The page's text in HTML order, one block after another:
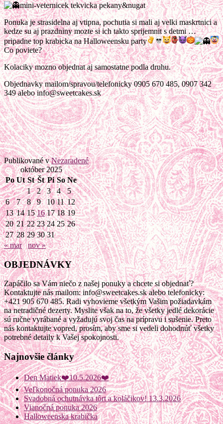
mini-veternicek tekvicka pekany&nugat
Ponuka je strasidelna aj vtipna, pochutia si mali aj velki maskrtnici a
kedze su aj prazdniny mozte si ich takto sprijemnit s detmi …
pripadne top krabicka na Halloweensku party
Co poviete?
Kolaciky mozno objednat aj samostatne podla druhu.
Objednavky mailom/spravou/telefonicky 0905 670 485, 0907 342
349 alebo info@sweetcakes.sk
Publikované v Nezaradené
október 2025
Po Ut St Št Pi So Ne
1
2 3 4
5
6
7 8 9 10 11 12
13 14 15 16 17 18 19
20 21 22 23 24 25 26
27 28 29 30 31
« mar
nov »
OBJEDNÁVKY
Zapáčilo sa Vám niečo z našej ponuky a chcete si objednať?
Kontaktujte nás mailom: info@sweetcakes.sk alebo telefonicky:
+421 905 670 485. Radi vyhovieme všetkým Vašim požiadavkám
na netradičné dezerty. Myslite však na to, že všetky jedlé dekorácie
sú ručne vyrábané a vyžadujú svoj čas na prípravu i sušenie. Preto
nás kontaktujte vopred, prosím, aby sme si vedeli dohodnúť všetky
potrebné detaily k Vašej spokojnosti.
Najnovšie články
Den Matiek❤️10.5.2026❤️
Veľkonočná ponuka 2026
Svadobná ochutnávka tôrt a koláčikov! 13.3.2026
Vianočná ponuka 2026
Halloweenska krabička